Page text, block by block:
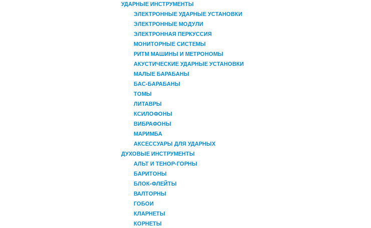
УДАРНЫЕ ИНСТРУМЕНТЫ
ЭЛЕКТРОННЫЕ УДАРНЫЕ УСТАНОВКИ
ЭЛЕКТРОННЫЕ МОДУЛИ
ЭЛЕКТРОННАЯ ПЕРКУССИЯ
МОНИТОРНЫЕ СИСТЕМЫ
РИТМ МАШИНЫ И МЕТРОНОМЫ
АКУСТИЧЕСКИЕ УДАРНЫЕ УСТАНОВКИ
МАЛЫЕ БАРАБАНЫ
БАС-БАРАБАНЫ
ТОМЫ
ЛИТАВРЫ
КСИЛОФОНЫ
ВИБРАФОНЫ
МАРИМБА
АКСЕССУАРЫ ДЛЯ УДАРНЫХ
ДУХОВЫЕ ИНСТРУМЕНТЫ
АЛЬТ И ТЕНОР-ГОРНЫ
БАРИТОНЫ
БЛОК-ФЛЕЙТЫ
ВАЛТОРНЫ
ГОБОИ
КЛАРНЕТЫ
КОРНЕТЫ